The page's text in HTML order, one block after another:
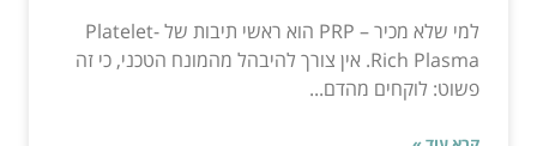
למי שלא מכיר – PRP הוא ראשי תיבות של Platelet-
Rich Plasma. אין צורך להיבהל מהמונח הטכני, כי זה
פשוט: לוקחים מהדם...